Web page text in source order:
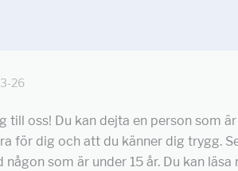
26
till oss! Du kan dejta en person som är
för dig och att du känner dig trygg.
någon som är under 15 år. Du kan